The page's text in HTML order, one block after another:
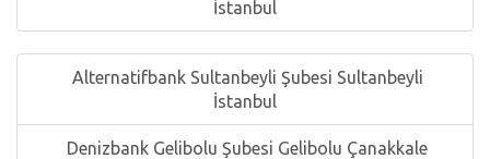
İstanbul
Alternatifbank Sultanbeyli Şubesi Sultanbeyli
İstanbul
Denizbank Gelibolu Şubesi Gelibolu Çanakkale